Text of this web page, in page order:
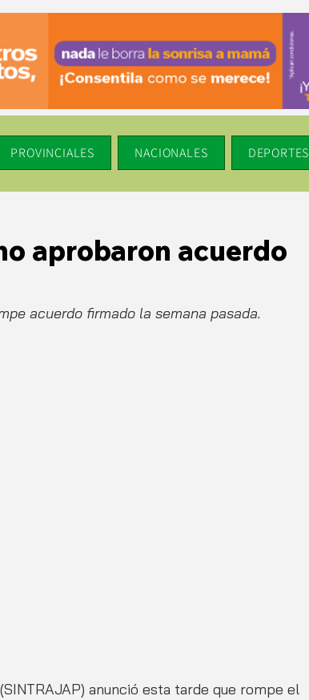
PROVINCIALES NACIONALES DEPORTES
aprobaron acuerdo
acuerdo firmado la semana pasada.
anunció esta tarde que rompe el